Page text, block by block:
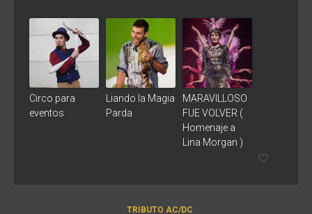
Circo para
eventos
Liando la Magia
Parda
MARAVILLOSO
FUE VOLVER (
Homenaje a
Lina Morgan )
TRIBUTO AC/DC